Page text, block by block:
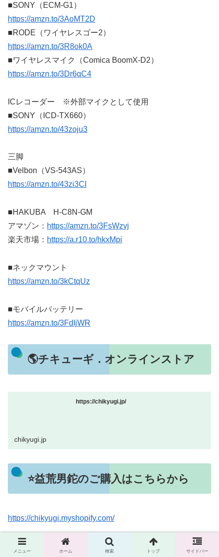
■SONY（ECM-G1）
https://amzn.to/3AoMT2D
■RODE（ワイヤレスゴー2）
https://amzn.to/3R8ok0A
■ワイヤレスマイク（Comica BoomX-D2）
https://amzn.to/3Dr6qC4
ICレコーダー ※外部マイクとして使用
■SONY（ICD-TX660）
https://amzn.to/43zoju3
三脚
■Velbon（VS-543AS）
https://amzn.to/43zi3CI
■HAKUBA H-C8N-GM
アマゾン： https://amzn.to/3FsWzvj
楽天市場： https://a.r10.to/hkxMpi
■ネックマウント
https://amzn.to/3kCtqUz
■モバイルバッテリー
https://amzn.to/3FdIjWR
🌎チキューギ．オンラインストア
https://chikyugi.jp/
chikyugi.jp
⭐益荒男鉈のご購入はこちらから
https://chikyugi.myshopify.com/
📺益荒男鉈の紹介動画
メニュー ホーム 検索 トップ サイドバー